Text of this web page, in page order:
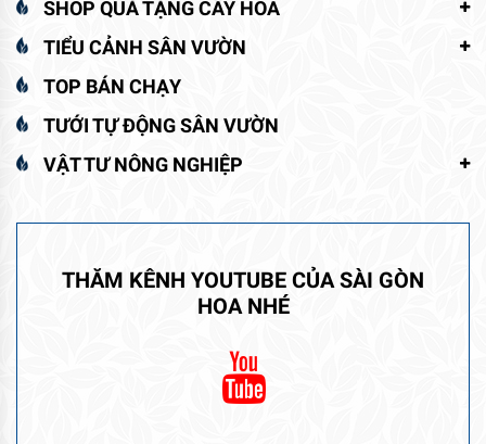
SHOP QUÀ TẶNG CÂY HOA
TIỂU CẢNH SÂN VƯỜN
TOP BÁN CHẠY
TƯỚI TỰ ĐỘNG SÂN VƯỜN
VẬT TƯ NÔNG NGHIỆP
THĂM KÊNH YOUTUBE CỦA SÀI GÒN
HOA NHÉ